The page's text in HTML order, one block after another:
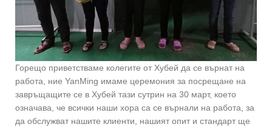
Горещо приветстваме колегите от Хубей да се върнат на
работа, ние YanMing имаме церемония за посрещане на
завръщащите се в Хубей тази сутрин на 30 март, което
означава, че всички наши хора са се върнали на работа, за
да обслужват нашите клиенти, нашият опит и стандарт ще